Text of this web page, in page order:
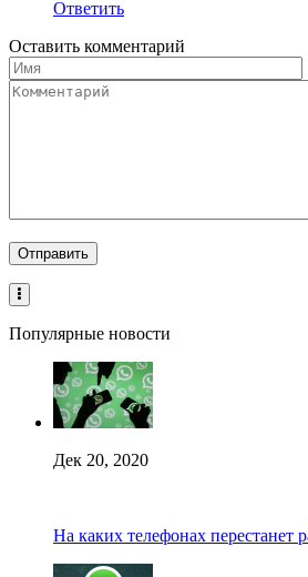
Ответить
Оставить комментарий
Популярные новости
Дек 20, 2020
На каких телефонах перестанет